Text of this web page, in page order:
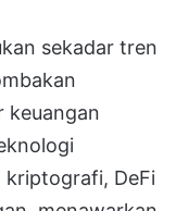
sekadar tren
keuangan
kriptografi, DeFi